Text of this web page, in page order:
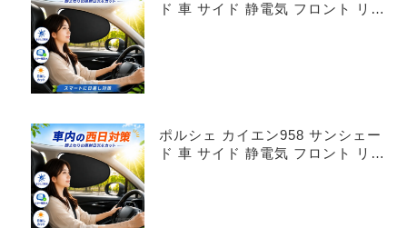
ド 車 サイド 静電気 フロント リア
ポルシェ カイエン958 サンシェー
ド 車 サイド 静電気 フロント リア